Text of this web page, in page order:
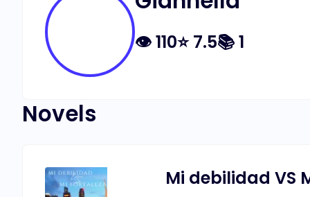
👁110⭐7.5📚1
Novels
Mi debilidad VS